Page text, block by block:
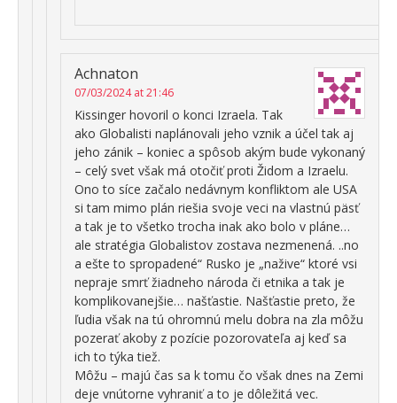
Achnaton
07/03/2024 at 21:46
Kissinger hovoril o konci Izraela. Tak
ako Globalisti naplánovali jeho vznik a účel tak aj
jeho zánik – koniec a spôsob akým bude vykonaný
– celý svet však má otočiť proti Židom a Izraelu.
Ono to síce začalo nedávnym konfliktom ale USA
si tam mimo plán riešia svoje veci na vlastnú päsť
a tak je to všetko trocha inak ako bolo v pláne…
ale stratégia Globalistov zostava nezmenená. ..no
a ešte to spropadené“ Rusko je „nažive“ ktoré vsi
nepraje smrť žiadneho národa či etnika a tak je
komplikovanejšie… našťastie. Našťastie preto, že
ľudia však na tú ohromnú melu dobra na zla môžu
pozerať akoby z pozície pozorovateľa aj keď sa
ich to týka tiež.
Môžu – majú čas sa k tomu čo však dnes na Zemi
deje vnútorne vyhraniť a to je dôležitá vec.